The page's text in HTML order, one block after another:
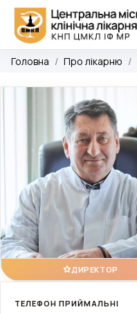
Головна Про лікарню
ДИРЕКТОР
ТЕЛЕФОН ПРИЙМАЛЬНІ